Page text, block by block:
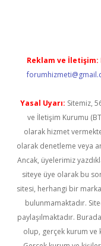
Reklam ve İletişim:
Yasal Uyarı: Sitemiz,
ve İletişim Kurumu
olarak hizmet
olarak denetleme veya
Ancak, üyelerimiz
siteye üye olarak bu
sitesi, herhangi bir
bulunmamaktadır.
paylaşılmaktadır.
olup, gerçek kurum ve